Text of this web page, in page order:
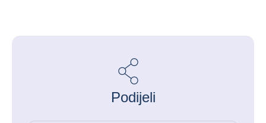
Podijeli